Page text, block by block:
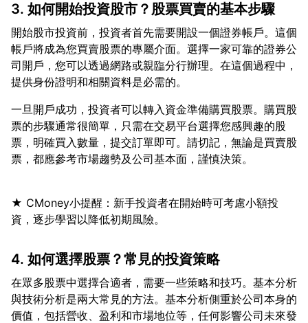
3. 如何開始投資股市？股票買賣的基本步驟
開始股市投資前，投資者首先需要開設一個證券帳戶。這個
帳戶將成為您買賣股票的專屬介面。選擇一家可靠的證券公
司開戶，您可以透過網路或親臨分行辦理。在這個過程中，
一旦開戶成功，投資者可以轉入資金準備購買股票。購買股
票的步驟通常很簡單，只需在交易平台選擇您感興趣的股
票，明確買入數量，提交訂單即可。請切記，無論是買賣股
★ CMoney小提醒：新手投資者在開始時可考慮小額投
4. 如何選擇股票？常見的投資策略
在眾多股票中選擇合適者，需要一些策略和技巧。基本分析
與技術分析是兩大常見的方法。基本分析側重於公司本身的
價值，包括營收、盈利和市場地位等，任何影響公司未來發